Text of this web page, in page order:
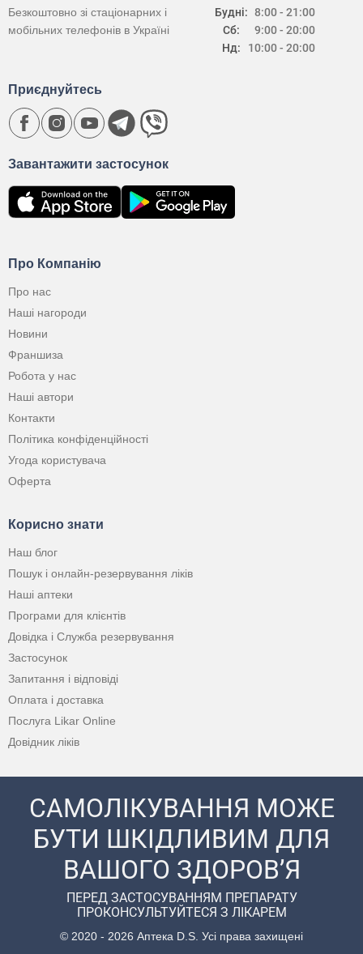
Будні:
Сб:
Нд:
8:00 - 21:00
9:00 - 20:00
10:00 - 20:00
Безкоштовно зі стаціонарних і
мобільних телефонів в Україні
Про Компанію
Про нас
Наші нагороди
Новини
Франшиза
Робота у нас
Наші автори
Контакти
Політика конфіденційності
Угода користувача
Оферта
Корисно знати
Наш блог
Пошук і онлайн-резервування ліків
Наші аптеки
Програми для клієнтів
Довідка і Служба резервування
Застосунок
Запитання і відповіді
Оплата і доставка
Послуга Likar Online
Довідник ліків
Завантажити застосунок
Приєднуйтесь
САМОЛІКУВАННЯ МОЖЕ
БУТИ ШКІДЛИВИМ ДЛЯ
ВАШОГО ЗДОРОВ’Я
ПЕРЕД ЗАСТОСУВАННЯМ ПРЕПАРАТУ
ПРОКОНСУЛЬТУЙТЕСЯ З ЛІКАРЕМ
© 2020 - 2026 Аптека D.S. Усі права захищені